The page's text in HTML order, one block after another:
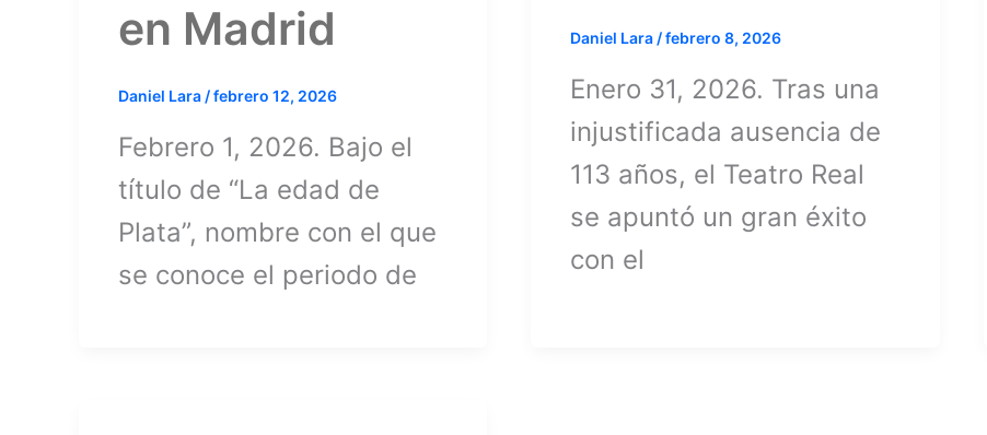
en Madrid
Daniel Lara /febrero 12, 2026
Febrero 1, 2026. Bajo el
título de “La edad de
Plata”, nombre con el que
se conoce el periodo de
Daniel Lara /febrero 8, 2026
Enero 31, 2026. Tras una
injustificada ausencia de
113 años, el Teatro Real
se apuntó un gran éxito
con el